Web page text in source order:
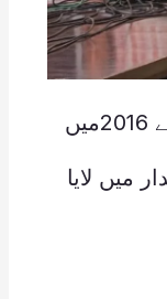
موجودہ چیف الیکشن کمشنر نے 2016میں
میں لایا